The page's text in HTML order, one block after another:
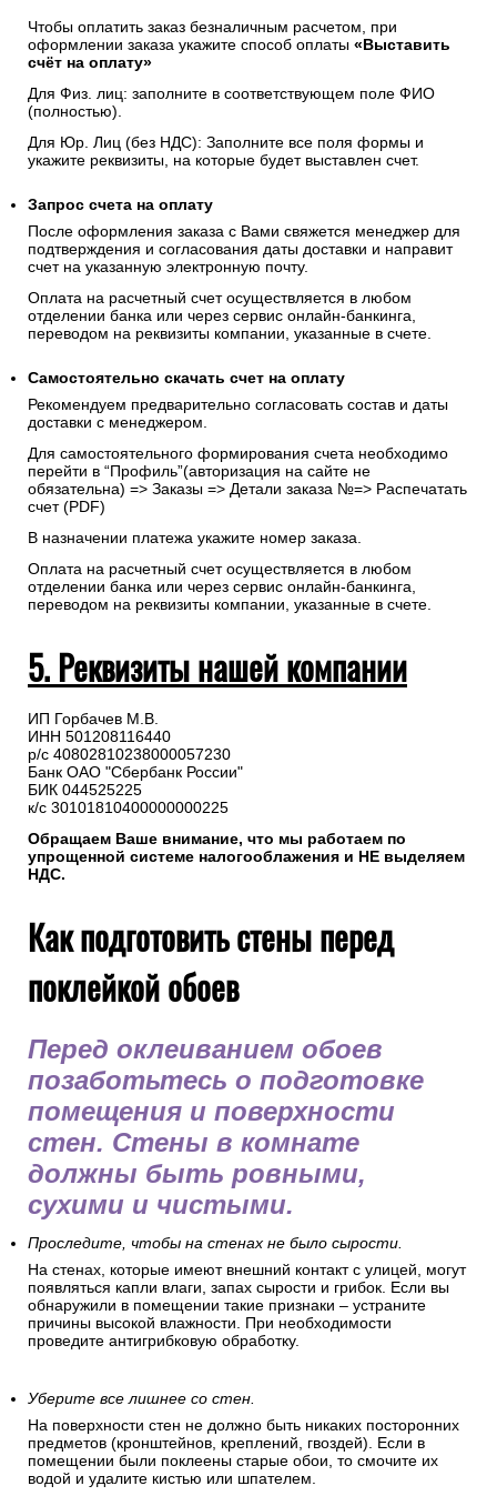
4. Банковским переводом по счету
Чтобы оплатить заказ безналичным расчетом, при
оформлении заказа укажите способ оплаты«Выставить
счёт на оплату»
Для Физ. лиц: заполните в соответствующем поле ФИО
(полностью).
Для Юр. Лиц (без НДС): Заполните все поля формы и
Запрос счета на оплату
После оформления заказа с Вами свяжется менеджер для
подтверждения и согласования даты доставки и направит
счет на указанную электронную почту.
отделении банка или через сервис онлайн-банкинга,
Рекомендуем предварительно согласовать состав и даты
доставки с менеджером.
Для самостоятельного формирования счета необходимо
перейти в “Профиль”(авторизация на сайте не
обязательна) => Заказы => Детали заказа №=> Распечатать
счет (PDF)
В назначении платежа укажите номер заказа.
переводом на реквизиты компании, указанные в счете.
5. Реквизиты нашей компании
ИП Горбачев М.В.
ИНН 501208116440
р/с 40802810238000057230
Банк ОАО "Сбербанк России"
БИК 044525225
к/с 30101810400000000225
НДС.
Как подготовить стены перед
поклейкой обоев
Перед оклеиванием обоев
позаботьтесь о подготовке
помещения и поверхности
стен. Стены в комнате
должны быть ровными,
сухими и чистыми.
Проследите, чтобы на стенах не было сырости.
На стенах, которые имеют внешний контакт с улицей, могут
появляться капли влаги, запах сырости и грибок. Если вы
проведите антигрибковую обработку.
Уберите все лишнее со стен.
На поверхности стен не должно быть никаких посторонних